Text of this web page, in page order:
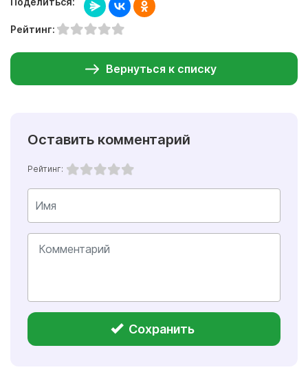
Рейтинг:
Вернуться к списку
Оставить комментарий
Рейтинг:
Сохранить